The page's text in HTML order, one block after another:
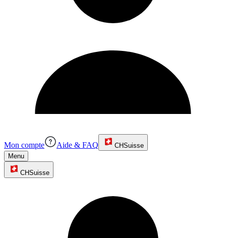
Mon compte Aide & FAQ CHSuisse
Menu
CHSuisse